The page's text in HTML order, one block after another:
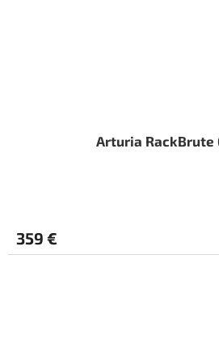
Arturia RackBrute
359 €